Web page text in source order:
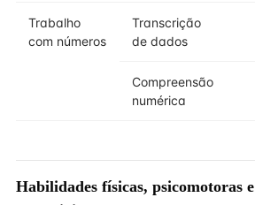
Trabalho
com números
Transcrição
de dados
Compreensão
numérica
Habilidades físicas, psicomotoras e